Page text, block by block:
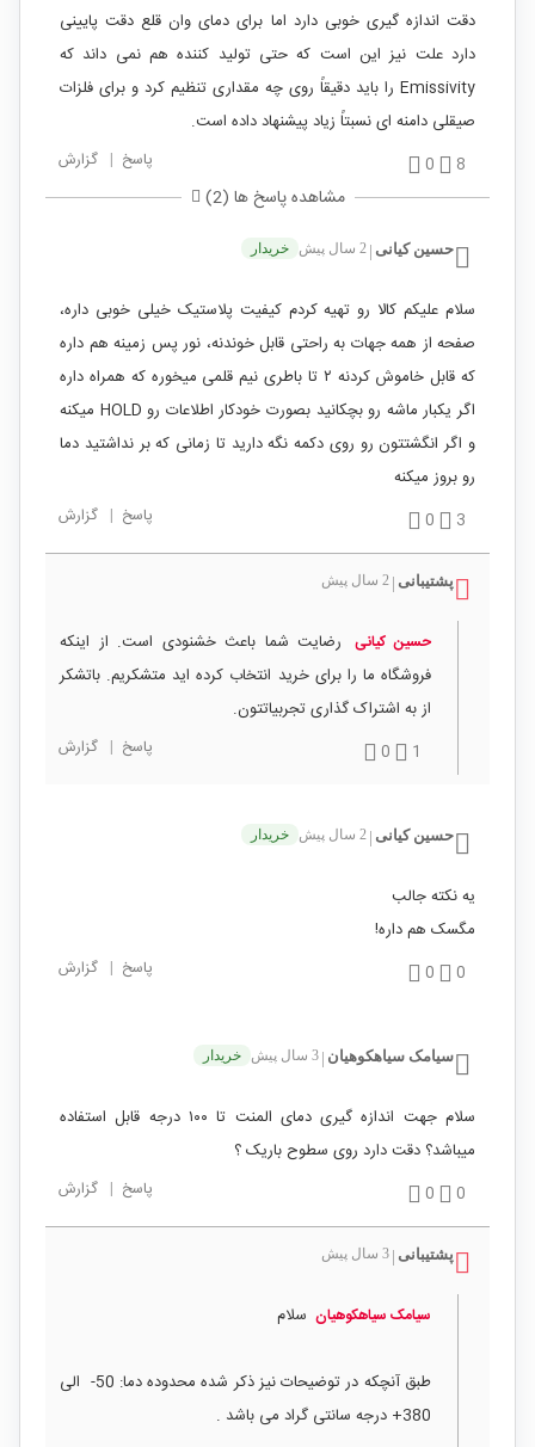
دقت اندازه گیری خوبی دارد اما برای دمای وان قلع دقت پایینی
دارد علت نیز این است که حتی تولید کننده هم نمی داند که
Emissivity را باید دقیقاً روی چه مقداری تنظیم کرد و برای فلزات
صیقلی دامنه ای نسبتاً زیاد پیشنهاد داده است.
8
0 پاسخ | گزارش
مشاهده پاسخ ها (2)
حسین کیانی 2 سال پیش خریدار
سلام علیکم کالا رو تهیه کردم کیفیت پلاستیک خیلی خوبی داره،
صفحه از همه جهات به راحتی قابل خوندنه، نور پس زمینه هم داره
که قابل خاموش کردنه ۲ تا باطری نیم قلمی میخوره که همراه داره
اگر یکبار ماشه رو بچکانید بصورت خودکار اطلاعات رو HOLD میکنه
و اگر انگشتتون رو روی دکمه نگه دارید تا زمانی که بر نداشتید دما
رو بروز میکنه
3
0 پاسخ | گزارش
پشتیبانی 2 سال پیش
حسین کیانی
رضایت شما باعث خشنودی است. از اینکه
فروشگاه ما را برای خرید انتخاب کرده اید متشکریم. باتشکر
از به اشتراک گذاری تجربیاتتون.
1
0 پاسخ | گزارش
حسین کیانی 2 سال پیش خریدار
یه نکته جالب
مگسک هم داره!
0
0 پاسخ | گزارش
سیامک سیاهکوهیان 3 سال پیش خریدار
سلام جهت اندازه گیری دمای المنت تا ۱۰۰ درجه قابل استفاده
میباشد؟ دقت دارد روی سطوح باریک ؟
0
0 پاسخ | گزارش
پشتیبانی 3 سال پیش
سیامک سیاهکوهیان سلام
طبق آنچکه در توضیحات نیز ذکر شده محدوده دما: 50- الی
380+ درجه سانتی گراد می باشد .